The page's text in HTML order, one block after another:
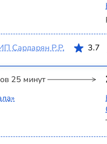
Сардарян Р.Р. 3.7
25 минут